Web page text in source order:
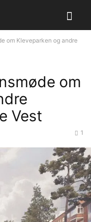
om Kleveparken og andre
om
Vest
1